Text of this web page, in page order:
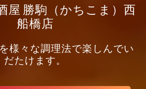
屋 勝駒（かちこま）西
船橋店
様々な調理法で楽しんでい
だたけます。